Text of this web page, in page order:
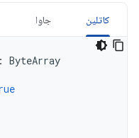
کاتلین جاوا
: ByteArray